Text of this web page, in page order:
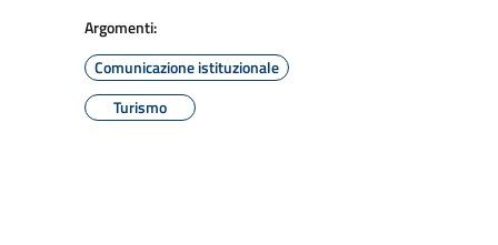
Argomenti:
Comunicazione istituzionale
Turismo